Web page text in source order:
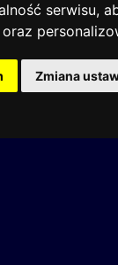
serwisu,
oraz
Zmiana